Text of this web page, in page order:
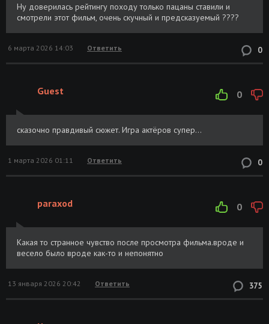
Ну доверилась рейтингу походу только пацаны ставили и
смотрели этот фильм, очень скучный и предсказуемый ????
0
6 марта 2026 14:03 Ответить
0
Guest
сказочно правдивый сюжет. Игра актёров супер...
0
1 марта 2026 01:11 Ответить
0
paraxod
Какая то странное чувство после просмотра фильма.вроде и
весело было вроде как-то и непонятно
375
13 января 2026 20:42 Ответить